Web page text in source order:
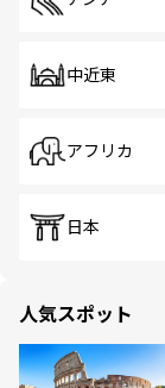
中近東
アフリカ
日本
人気スポット